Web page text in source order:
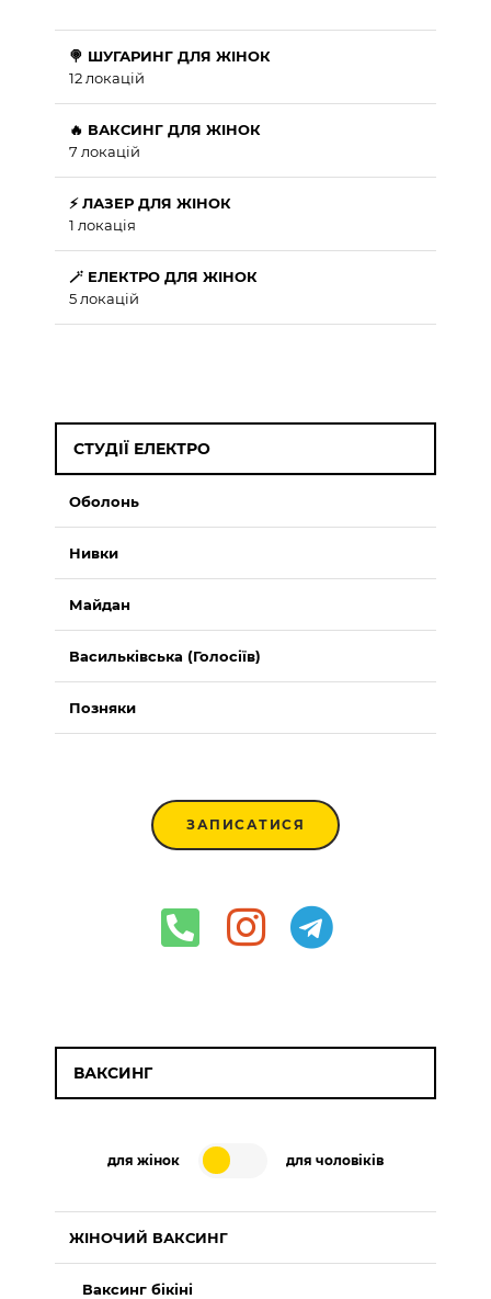
🍭 ШУГАРИНГ ДЛЯ ЖІНОК
12 локацій
🔥 ВАКСИНГ ДЛЯ ЖІНОК
7 локацій
⚡ ЛАЗЕР ДЛЯ ЖІНОК
1 локація
🪄 ЕЛЕКТРО ДЛЯ ЖІНОК
5 локацій
СТУДІЇ ЕЛЕКТРО
Оболонь
Нивки
Майдан
Васильківська (Голосіїв)
Позняки
ЗАПИСАТИСЯ
ВАКСИНГ
для жінок для чоловіків
ЖІНОЧИЙ ВАКСИНГ
Ваксинг бікіні